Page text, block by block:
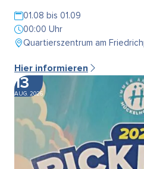
01.08 bis 01.09
00:00 Uhr
Quartierszentrum am
Hier informieren
13
AUG. 2026